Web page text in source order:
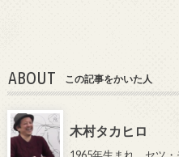
ABOUT この記事をかいた人
木村タカヒロ